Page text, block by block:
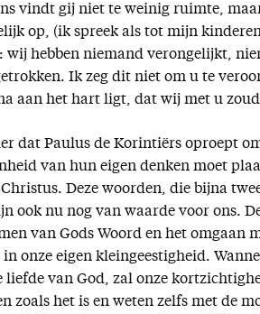
vindt gij niet te weinig ruimte,
op, (ik spreek als tot mijn
wij hebben niemand verongelijkt,
Ik zeg dit niet om u te
aan het hart ligt, dat wij met u
dat Paulus de Korintiërs oproept
van hun eigen denken moet
Deze woorden, die bijna
ook nu nog van waarde voor ons.
van Gods Woord en het omgaan
onze eigen kleingeestigheid.
liefde van God, zal onze
zoals het is en weten zelfs met de